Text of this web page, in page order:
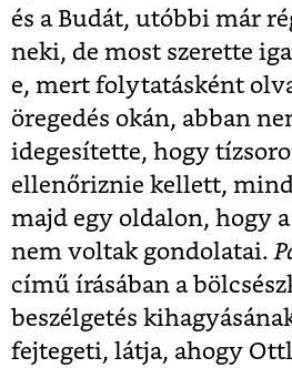
és a Budát, utóbbi már
neki, de most szerette
e, mert folytatásként
öregedés okán, abban
idegesítette, hogy
ellenőriznie kellett,
majd egy oldalon, hogy
nem voltak gondolatai.
című írásában a
beszélgetés
fejtegeti, látja, ahogy